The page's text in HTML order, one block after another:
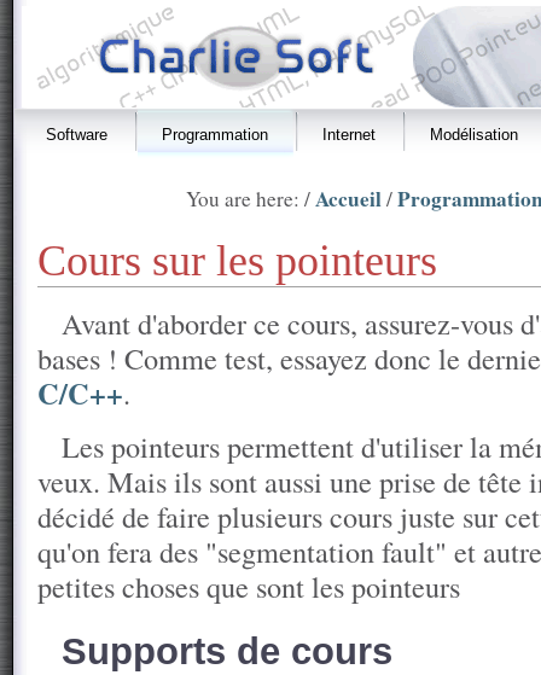
Software Programmation Internet Modélisation
You are here: /Accueil/
Cours sur les pointeurs
Avant d'aborder ce cours, assurez-vous
bases ! Comme test, essayez donc le
C/C++.
Les pointeurs permettent d'utiliser la
veux. Mais ils sont aussi une prise de
décidé de faire plusieurs cours juste sur
qu'on fera des "segmentation fault" et
petites choses que sont les pointeurs
Supports de cours